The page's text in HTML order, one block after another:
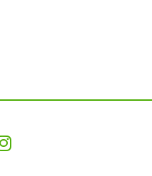
Instagram